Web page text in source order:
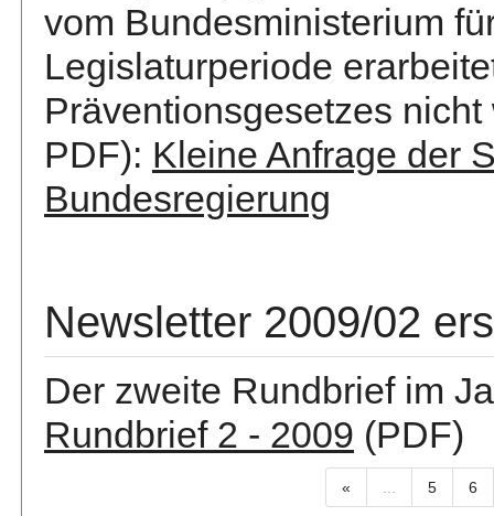
vom Bundesministerium
Legislaturperiode
Präventionsgesetzes
PDF): Kleine Anfrage der
Bundesregierung
Newsletter 2009/02
Der zweite Rundbrief im
Rundbrief 2 - 2009 (PDF)
« 5 6